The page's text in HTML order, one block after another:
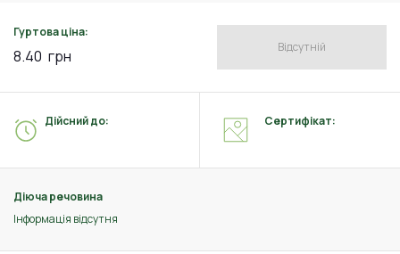
Гуртова ціна:
8.40 грн Відсутній
Діюча речовина
Інформація відсутня
Дійсний до: Сертифікат: